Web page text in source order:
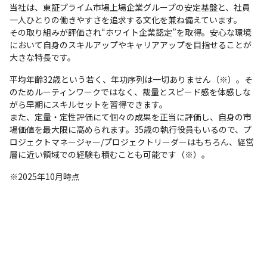
当社は、東証プライム市場上場企業グループの安定基盤と、社員
一人ひとりの働きやすさを追求する文化を兼ね備えています。
その取り組みが評価され“ホワイト企業認定”を取得。安心な環境
において自身のスキルアップやキャリアアップを目指せることが
大きな特長です。
平均年齢32歳という若く、年功序列は一切ありません（※）。そ
のためルーティンワークではなく、裁量とスピード感を体感しな
がら早期にスキルセットを習得できます。
また、定量・定性評価にて個々の成果を正当に評価し、自身の市
場価値を最大限に高められます。35歳の執行役員もいるので、プ
ロジェクトマネージャー/プロジェクトリーダーはもちろん、経営
層に近い領域での経験も積むことも可能です（※）。
※2025年10月時点